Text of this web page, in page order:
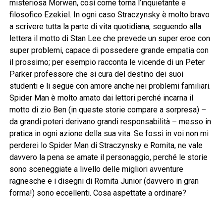
misteriosa Morwen, così come torna l’inquietante e
filosofico Ezekiel. In ogni caso Straczynsky è molto bravo
a scrivere tutta la parte di vita quotidiana, seguendo alla
lettera il motto di Stan Lee che prevede un super eroe con
super problemi, capace di possedere grande empatia con
il prossimo; per esempio racconta le vicende di un Peter
Parker professore che si cura del destino dei suoi
studenti e li segue con amore anche nei problemi familiari.
Spider Man è molto amato dai lettori perché incarna il
motto di zio Ben (in queste storie compare a sorpresa) –
da grandi poteri derivano grandi responsabilità – messo in
pratica in ogni azione della sua vita. Se fossi in voi non mi
perderei lo Spider Man di Straczynsky e Romita, ne vale
davvero la pena se amate il personaggio, perché le storie
sono sceneggiate a livello delle migliori avventure
ragnesche e i disegni di Romita Junior (davvero in gran
forma!) sono eccellenti. Cosa aspettate a ordinare?